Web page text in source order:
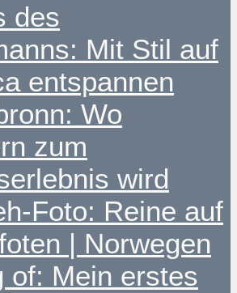
des
Mit Stil auf
entspannen
Wo
zum
wird
Foto: Reine auf
| Norwegen
of: Mein erstes